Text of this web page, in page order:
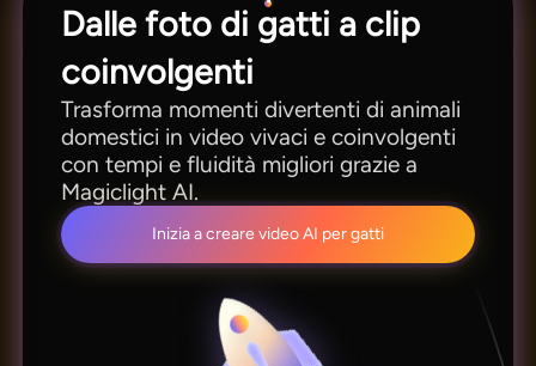
Dalle foto di gatti a clip
coinvolgenti
Trasforma momenti divertenti di animali
domestici in video vivaci e coinvolgenti
con tempi e fluidità migliori grazie a
Magiclight AI.
Inizia a creare video AI per gatti